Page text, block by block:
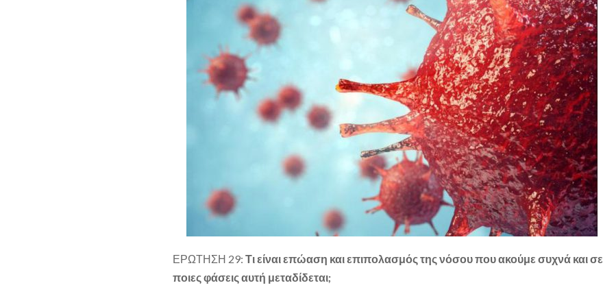
ΕΡΩΤΗΣΗ 29: Τι είναι επώαση και επιπολασμός της νόσου που ακούμε συχνά και σε
ποιες φάσεις αυτή μεταδίδεται;